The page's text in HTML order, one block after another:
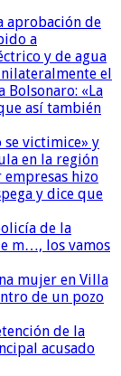
aprobación de
a
y de agua
el
«La
así también
victimice» y
en la región
empresas hizo
y dice que
de la
m…, los vamos
mujer en Villa
de un pozo
de la
acusado